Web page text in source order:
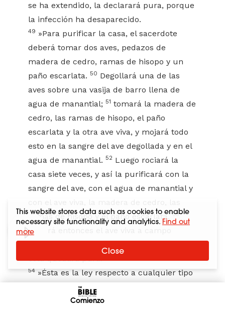
Comienzo
se ha extendido, la declarará pura, porque
la infección ha desaparecido.
49 »Para purificar la casa, el sacerdote
deberá tomar dos aves, pedazos de
madera de cedro, ramas de hisopo y un
paño escarlata. 50 Degollará una de las
aves sobre una vasija de barro llena de
agua de manantial; 51 tomará la madera de
cedro, las ramas de hisopo, el paño
escarlata y la otra ave viva, y mojará todo
esto en la sangre del ave degollada y en el
agua de manantial. 52 Luego rociará la
casa siete veces, y así la purificará con la
sangre del ave, con el agua de manantial y
ramas de hisopo y el paño escarlata.53
Soltará entonces el ave viva a campo
ésta quedará pura.
54 »Ésta es la ley respecto a cualquier tipo
de infección cutánea o de tiña,
55
moho, ya sea en la ropa o en una casa,
This website stores data such as cookies to enable
necessary site functionality and analytics. Find out
more
Close